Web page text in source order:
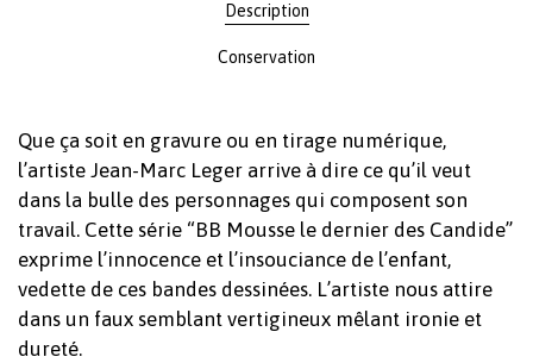
Description
Conservation
Que ça soit en gravure ou en tirage numérique,
l’artiste Jean-Marc Leger arrive à dire ce qu’il veut
dans la bulle des personnages qui composent son
travail. Cette série “BB Mousse le dernier des Candide”
exprime l’innocence et l’insouciance de l’enfant,
vedette de ces bandes dessinées. L’artiste nous attire
dans un faux semblant vertigineux mêlant ironie et
dureté.